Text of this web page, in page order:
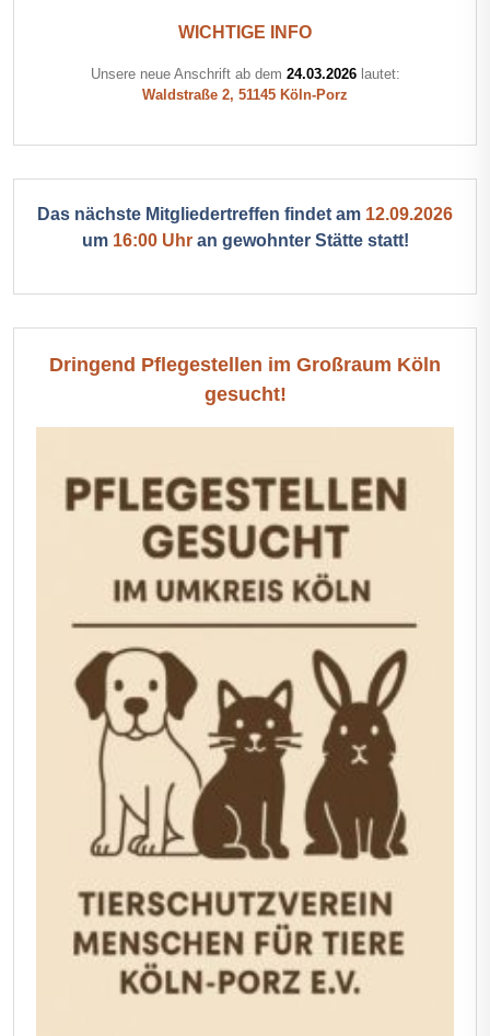
WICHTIGE INFO
Unsere neue Anschrift ab dem 24.03.2026lautet:
Waldstraße 2, 51145 Köln-Porz
Das nächste Mitgliedertreffen findet am 12.09.2026
um 16:00 Uhran gewohnter Stätte statt!
Dringend Pflegestellen im Großraum Köln
gesucht!